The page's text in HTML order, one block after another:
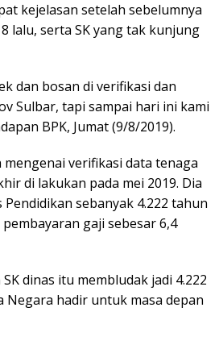
kejelasan setelah sebelumnya
lalu, serta SK yang tak kunjung
dan bosan di verifikasi dan
Sulbar, tapi sampai hari ini kami
BPK, Jumat (9/8/2019).
verifikasi data tenaga
di lakukan pada mei 2019. Dia
sebanyak 4.222 tahun
gaji sebesar 6,4
dinas itu membludak jadi 4.222
hadir untuk masa depan